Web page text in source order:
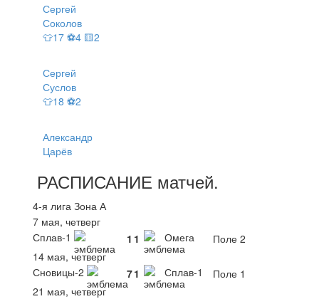
Сергей
Соколов
👕17 ⚽4 🟨2
Сергей
Суслов
👕18 ⚽2
Александр
Царёв
РАСПИСАНИЕ матчей.
4-я лига Зона А
7 мая, четверг
Сплав-1
1 1 Омега
Поле 2
14 мая, четверг
Сновицы-2
71 Сплав-1
Поле 1
21 мая, четверг